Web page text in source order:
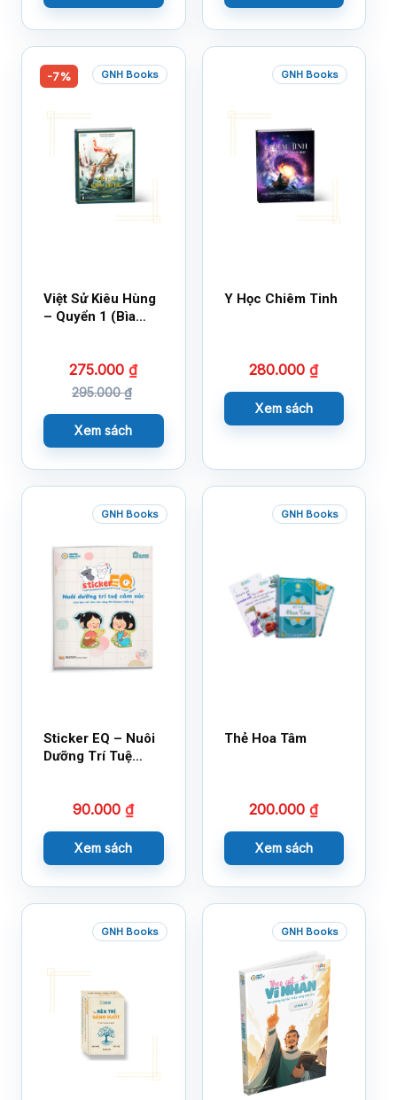
-7% GNH Books
Việt Sử Kiêu Hùng
– Quyển 1 (Bìa
275.000₫
295.000₫
Xem sách
GNH Books
Y Học Chiêm Tinh
280.000₫
Xem sách
GNH Books
Sticker EQ – Nuôi
Dưỡng Trí Tuệ
Cùng 150 Sticker
90.000₫
Xem sách
GNH Books
Thẻ Hoa Tâm
200.000₫
Xem sách
GNH Books GNH Books